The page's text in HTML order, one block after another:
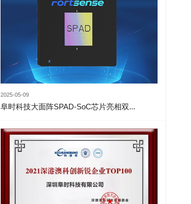
2025-05-09
阜时科技大面阵SPAD-SoC芯片亮相双...